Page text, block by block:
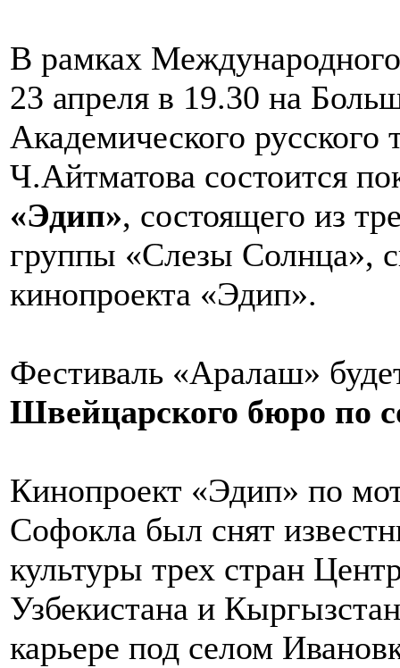
В рамках
23 апреля в 19.30 на
Академического
Ч.Айтматова состоится
«Эдип», состоящего из
группы «Слезы Солнца»,
кинопроекта «Эдип».
Фестиваль «Аралаш»
Швейцарского бюро по
Кинопроект «Эдип» по
Софокла был снят
культуры трех стран
Узбекистана и
карьере под селом